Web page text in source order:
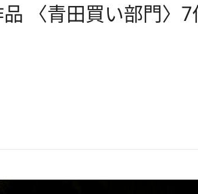
〈青田買い部門〉7